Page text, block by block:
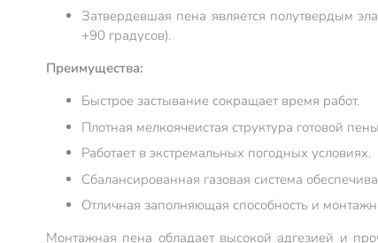
Затвердевшая пена является полутвердым
+90 градусов).
Преимущества:
Быстрое застывание сокращает время работ.
Плотная мелкоячеистая структура готовой
Работает в экстремальных погодных условиях.
Сбалансированная газовая система
Отличная заполняющая способность и
Монтажная пена обладает высокой адгезией и